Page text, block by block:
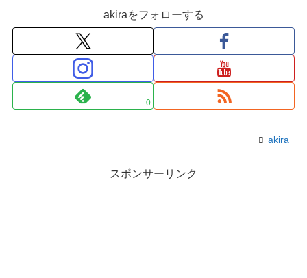
akiraをフォローする
0
akira
スポンサーリンク